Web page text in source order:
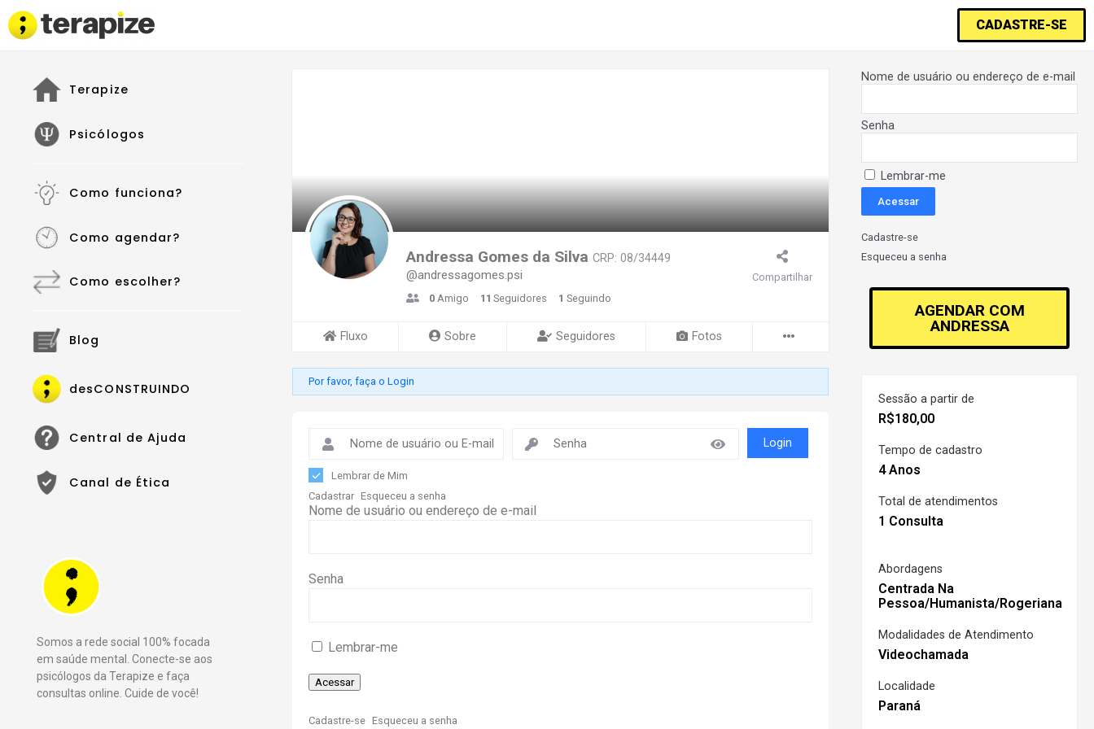
CADASTRE-SE
Andressa Gomes da SilvaCRP: 08/34449
@andressagomes.psi
0 Amigo 11 Seguidores 1 Seguindo
Compartilhar
Fluxo Sobre Seguidores Fotos
Por favor, faça o Login
Login
Lembrar de Mim
Cadastrar Esqueceu a senha
Nome de usuário ou endereço de e-mail
Senha
Lembrar-me
Cadastre-se Esqueceu a senha
Terapize
Psicólogos
Como funciona?
Como agendar?
Como escolher?
Blog
desCONSTRUINDO
Central de Ajuda
Canal de Ética
Somos a rede social 100% focada
em saúde mental. Conecte-se aos
psicólogos da Terapize e faça
consultas online. Cuide de você!
Nome de usuário ou endereço de e-mail
Senha
Lembrar-me
Cadastre-se
Esqueceu a senha
AGENDAR COM
ANDRESSA
Sessão a partir de
R$180,00
Tempo de cadastro
4 Anos
Total de atendimentos
1 Consulta
Abordagens
Centrada Na
Pessoa/Humanista/Rogeriana
Modalidades de Atendimento
Videochamada
Localidade
Paraná